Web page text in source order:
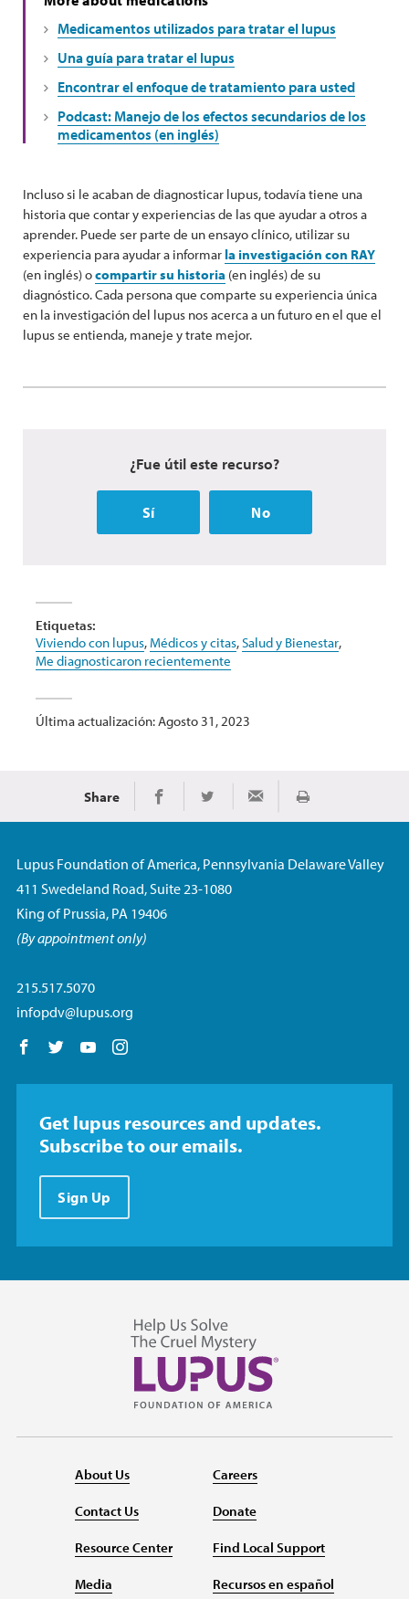
Medicamentos utilizados para tratar el lupus
Una guía para tratar el lupus
Encontrar el enfoque de tratamiento para usted
Podcast: Manejo de los efectos secundarios de los
medicamentos (en inglés)
Incluso si le acaban de diagnosticar lupus, todavía tiene una
historia que contar y experiencias de las que ayudar a otros a
aprender. Puede ser parte de un ensayo clínico, utilizar su
experiencia para ayudar a informar la investigación con RAY
(en inglés) ocompartir su historia (en inglés) de su
diagnóstico. Cada persona que comparte su experiencia única
en la investigación del lupus nos acerca a un futuro en el que el
lupus se entienda, maneje y trate mejor.
¿Fue útil este recurso?
Sí No
Etiquetas:
Viviendo con lupus, Médicos y citas,Salud y Bienestar,
Me diagnosticaron recientemente
Última actualización: Agosto 31, 2023
Share Share on Facebook
Share on TwitterShare via EmailImprimir
Lupus Foundation of America, Pennsylvania Delaware Valley
411 Swedeland Road, Suite 23-1080
King of Prussia, PA 19406
(By appointment only)
215.517.5070
infopdv@lupus.org
Follow us on Facebook
Follow us on Twitter
Follow us on YouTube
Get lupus resources and updates.
Subscribe to our emails.
Sign Up
About Us
Contact Us
Resource Center
Media
Careers
Donate
Find Local Support
Recursos en español